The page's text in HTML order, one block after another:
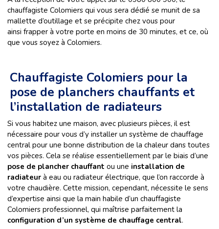
chauffagiste Colomiers qui vous sera dédié se munit de sa
mallette d’outillage et se précipite chez vous pour
ainsi frapper à votre porte en moins de 30 minutes, et ce, où
que vous soyez à Colomiers.
Chauffagiste Colomiers pour la
pose de planchers chauffants et
l’installation de radiateurs
Si vous habitez une maison, avec plusieurs pièces, il est
nécessaire pour vous d’y installer un système de chauffage
central pour une bonne distribution de la chaleur dans toutes
vos pièces. Cela se réalise essentiellement par le biais d’une
pose de plancher chauffant ou une installation de
radiateur à eau ou radiateur électrique, que l’on raccorde à
votre chaudière. Cette mission, cependant, nécessite le sens
d’expertise ainsi que la main habile d’un chauffagiste
Colomiers professionnel, qui maîtrise parfaitement la
configuration d’un système de chauffage central.